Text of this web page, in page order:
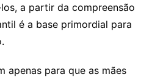
a partir da compreensão
é a base primordial para
apenas para que as mães